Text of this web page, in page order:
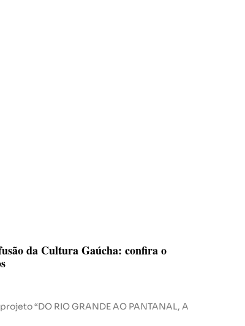
da Cultura Gaúcha: confira o
“DO RIO GRANDE AO PANTANAL, A